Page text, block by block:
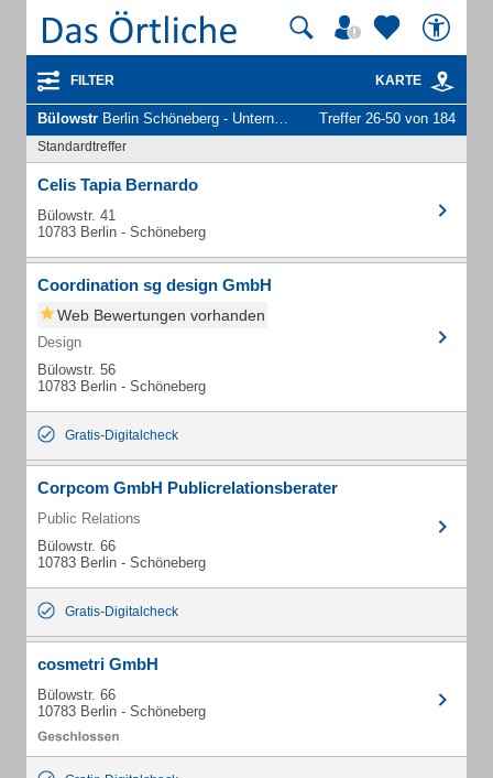
FILTER KARTE
Bülowstr Berlin Schöneberg - Unternehmen und Personen Treffer 26-50 von 184
Standardtreffer
Celis Tapia Bernardo
Bülowstr. 41
10783 Berlin - Schöneberg
Coordination sg design GmbH
Web Bewertungen vorhanden
Design
Bülowstr. 56
10783 Berlin - Schöneberg
Gratis-Digitalcheck
Corpcom GmbH Publicrelationsberater
Public Relations
Bülowstr. 66
10783 Berlin - Schöneberg
Gratis-Digitalcheck
cosmetri GmbH
Bülowstr. 66
10783 Berlin - Schöneberg